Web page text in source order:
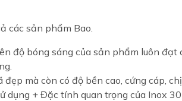
thiết bị vệ sinh cao cấp
các sản phẩm Bao.
độ bóng sáng của sản phẩm luôn đạt
mà còn có độ bền cao, cứng cáp,
dụng + Đặc tính quan trọng của Inox